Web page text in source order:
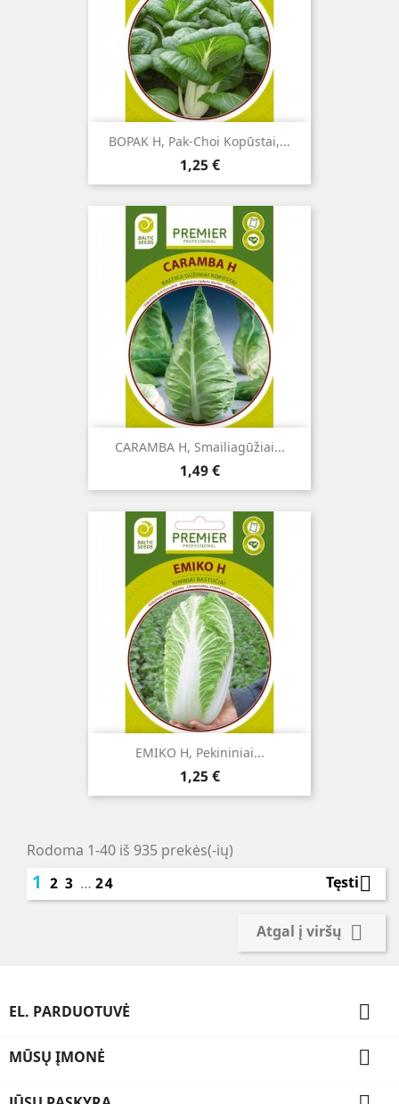
BOPAK H, Pak-Choi Kopūstai,...
Kaina
1,25 €
CARAMBA H, Smailiagūžiai...
Kaina
1,49 €
EMIKO H, Pekininiai...
Kaina
1,25 €
Rodoma 1-40 iš 935 prekės(-ių)
1 2 3 … 24 Tęsti
Atgal į viršų 
EL. PARDUOTUVĖ 
MŪSŲ ĮMONĖ 